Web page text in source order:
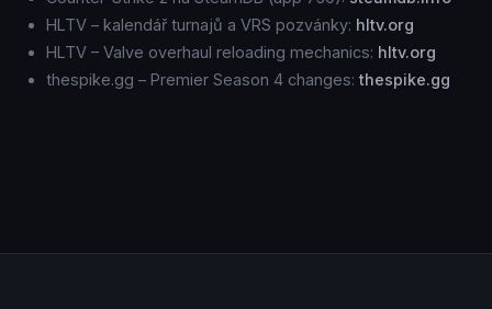
HLTV – kalendář turnajů a VRS pozvánky: hltv.org
HLTV – Valve overhaul reloading mechanics: hltv.org
thespike.gg – Premier Season 4 changes: thespike.gg